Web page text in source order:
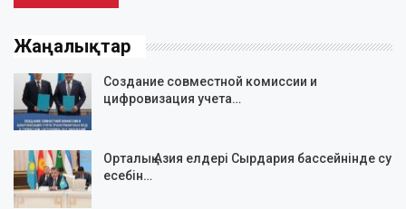
Жаңалықтар
Создание совместной комиссии и
цифровизация учета…
Орталық Азия елдері Сырдария бассейнінде су
есебін…